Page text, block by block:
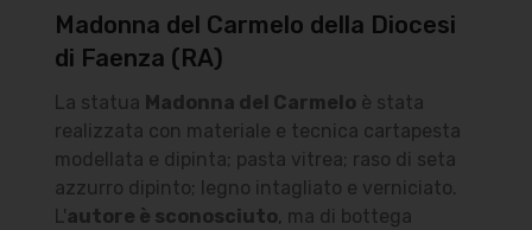
Madonna del Carmelo della Diocesi
di Faenza (RA)
La statua Madonna del Carmelo è stata
realizzata con materiale e tecnica cartapesta
modellata e dipinta; pasta vitrea; raso di seta
azzurro dipinto; legno intagliato e verniciato.
L'autore è sconosciuto, ma di bottega